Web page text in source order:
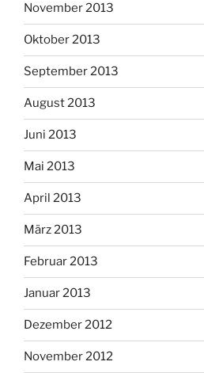
November 2013
Oktober 2013
September 2013
August 2013
Juni 2013
Mai 2013
April 2013
März 2013
Februar 2013
Januar 2013
Dezember 2012
November 2012